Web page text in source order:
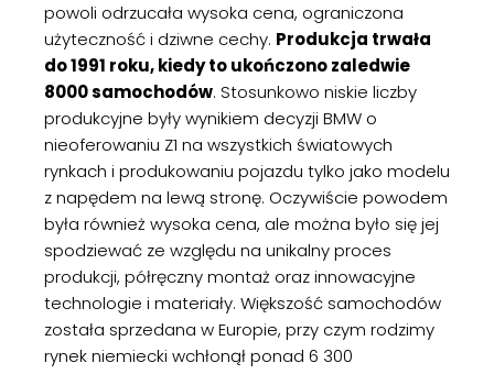
powoli odrzucała wysoka cena, ograniczona
użyteczność i dziwne cechy. Produkcja trwała
do 1991 roku, kiedy to ukończono zaledwie
8000 samochodów. Stosunkowo niskie liczby
produkcyjne były wynikiem decyzji BMW o
nieoferowaniu Z1 na wszystkich światowych
rynkach i produkowaniu pojazdu tylko jako modelu
z napędem na lewą stronę. Oczywiście powodem
była również wysoka cena, ale można było się jej
spodziewać ze względu na unikalny proces
produkcji, półręczny montaż oraz innowacyjne
technologie i materiały. Większość samochodów
została sprzedana w Europie, przy czym rodzimy
rynek niemiecki wchłonął ponad 6 300